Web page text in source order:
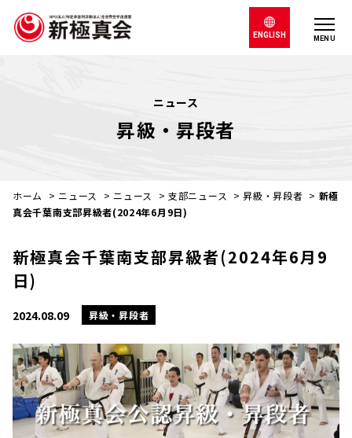
MENU
ENGLISH
ニュース
昇級・昇段者
ホーム > ニュース > ニュース >支部ニュース >昇級・昇段者 > 新極
真会千葉南支部昇級者(2024年6月9日)
新極真会千葉南支部昇級者(2024年6月9
日)
2024.08.09 昇級・昇段者